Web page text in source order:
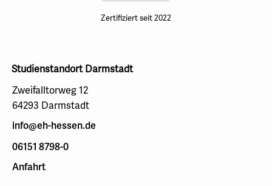
Zertifiziert seit 2022
Studienstandort Darmstadt
Zweifalltorweg 12
64293 Darmstadt
info@eh-hessen.de
06151 8798-0
Anfahrt